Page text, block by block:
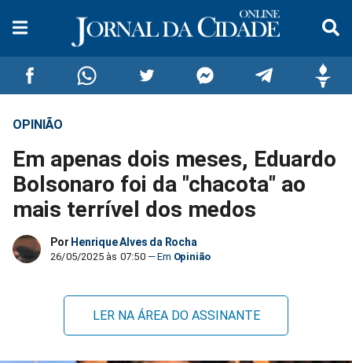
Compartilhar
no
Facebook
Compartilhar
no
Whatsapp
no
Twitter
no
Messenger
no
Telegram
no
OPINIÃO
Em apenas dois meses, Eduardo
Bolsonaro foi da "chacota" ao
mais terrível dos medos
Por Henrique Alves da Rocha
26/05/2025 às 07:50 Opinião
LER NA ÁREA DO ASSINANTE